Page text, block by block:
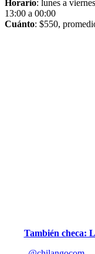
Horario: lunes a
13:00 a 00:00
Cuánto: $550,
También checa: